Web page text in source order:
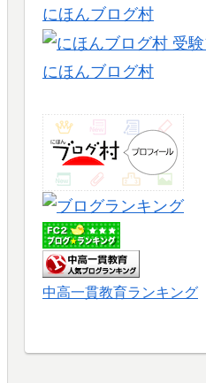
にほんブログ村
にほんブログ村
中高一貫教育ランキング